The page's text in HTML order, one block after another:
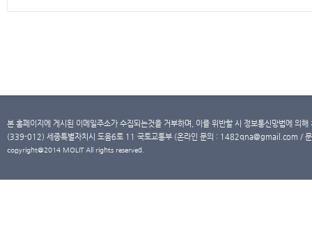
본 홈페이지에 게시된 이메일주소가 수집되는것을 거부하며, 이를 위반할 시 정보통신망법에 의
(339-012) 세종특별자치시 도움6로 11 국토교통부 (온라인 문의 : 1482qna@gmail.com /
copyright@2014 MOLIT All rights reserved.